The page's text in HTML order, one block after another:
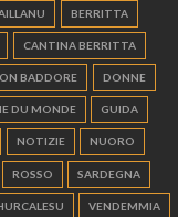
BERRITTA
CANTINA BERRITTA
BADDORE DONNE
DU MONDE GUIDA
NOTIZIE NUORO
ROSSO SARDEGNA
VENDEMMIA